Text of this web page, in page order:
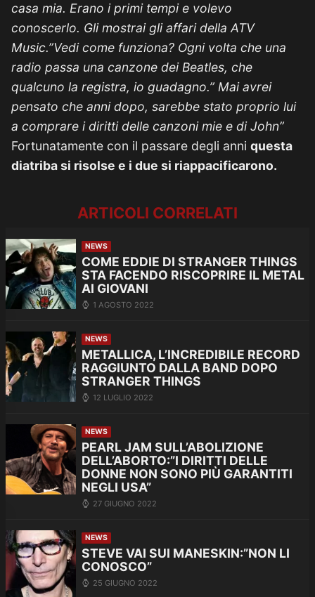
casa mia. Erano i primi tempi e volevo
conoscerlo. Gli mostrai gli affari della ATV
Music.”Vedi come funziona? Ogni volta che una
radio passa una canzone dei Beatles, che
qualcuno la registra, io guadagno.” Mai avrei
pensato che anni dopo, sarebbe stato proprio lui
a comprare i diritti delle canzoni mie e di John”
Fortunatamente con il passare degli anni questa
diatriba si risolse e i due si riappacificarono.
ARTICOLI CORRELATI
NEWS
COME EDDIE DI STRANGER THINGS
STA FACENDO RISCOPRIRE IL METAL
AI GIOVANI
1 AGOSTO 2022
NEWS
METALLICA, L’INCREDIBILE RECORD
RAGGIUNTO DALLA BAND DOPO
STRANGER THINGS
12 LUGLIO 2022
NEWS
PEARL JAM SULL’ABOLIZIONE
DELL’ABORTO:”I DIRITTI DELLE
DONNE NON SONO PIÙ GARANTITI
NEGLI USA”
27 GIUGNO 2022
NEWS
STEVE VAI SUI MANESKIN:”NON LI
CONOSCO”
25 GIUGNO 2022